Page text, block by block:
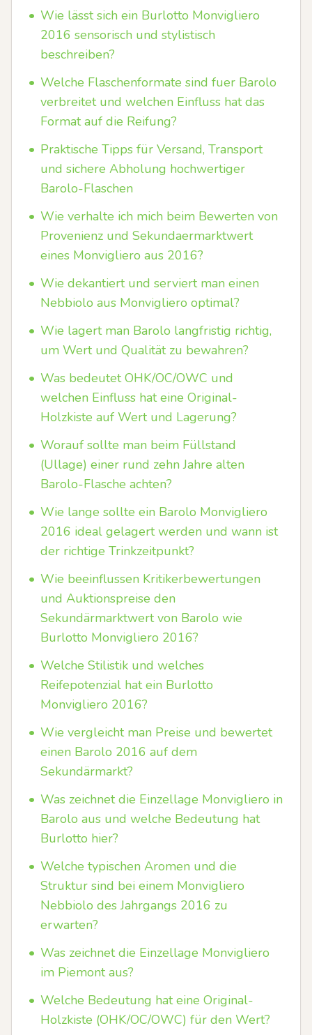
• Wie lässt sich ein Burlotto Monvigliero
2016 sensorisch und stylistisch
beschreiben?
• Welche Flaschenformate sind fuer Barolo
verbreitet und welchen Einfluss hat das
Format auf die Reifung?
• Praktische Tipps für Versand, Transport
und sichere Abholung hochwertiger
Barolo-Flaschen
• Wie verhalte ich mich beim Bewerten von
Provenienz und Sekundaermarktwert
eines Monvigliero aus 2016?
• Wie dekantiert und serviert man einen
Nebbiolo aus Monvigliero optimal?
• Wie lagert man Barolo langfristig richtig,
um Wert und Qualität zu bewahren?
• Was bedeutet OHK/OC/OWC und
welchen Einfluss hat eine Original-
Holzkiste auf Wert und Lagerung?
• Worauf sollte man beim Füllstand
(Ullage) einer rund zehn Jahre alten
Barolo-Flasche achten?
• Wie lange sollte ein Barolo Monvigliero
2016 ideal gelagert werden und wann ist
der richtige Trinkzeitpunkt?
• Wie beeinflussen Kritikerbewertungen
und Auktionspreise den
Sekundärmarktwert von Barolo wie
Burlotto Monvigliero 2016?
• Welche Stilistik und welches
Reifepotenzial hat ein Burlotto
Monvigliero 2016?
• Wie vergleicht man Preise und bewertet
einen Barolo 2016 auf dem
Sekundärmarkt?
• Was zeichnet die Einzellage Monvigliero in
Barolo aus und welche Bedeutung hat
Burlotto hier?
• Welche typischen Aromen und die
Struktur sind bei einem Monvigliero
Nebbiolo des Jahrgangs 2016 zu
erwarten?
• Was zeichnet die Einzellage Monvigliero
im Piemont aus?
• Welche Bedeutung hat eine Original-
Holzkiste (OHK/OC/OWC) für den Wert?